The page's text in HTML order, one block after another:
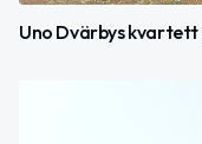
Uno Dvärbys